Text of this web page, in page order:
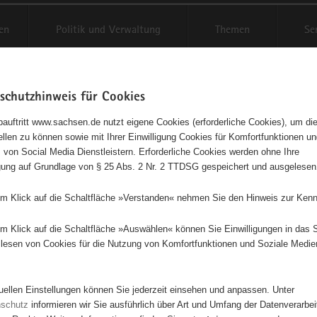
Politik und Verwaltung Themen
- ein Sport für Jung und
Dieses Projekt ist besonders für Kinder und Jugendliche geeignet.
für Cookies
www.sachsen.de nutzt eigene Cookies (erforderliche Cookies), um
zu können sowie mit Ihrer Einwilligung Cookies für Komfortfunktionen
von Social Media Dienstleistern. Erforderliche Cookies werden ohne Ihre
auf Grundlage von § 25 Abs. 2 Nr. 2 TTDSG gespeichert und ausgelesen.
Klick auf die Schaltfläche »Verstanden« nehmen Sie den Hinweis zur
Klick auf die Schaltfläche »Auswählen« können Sie Einwilligungen in das
von Cookies für die Nutzung von Komfortfunktionen und Soziale
Einstellungen können Sie jederzeit einsehen und anpassen. Unter
informieren wir Sie ausführlich über Art und Umfang der